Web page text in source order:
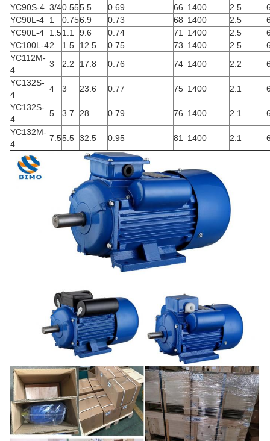
YC90S-4 3/40.555.5 0.69 66 1400 2.5
YC90L-4
1 0.756.9 0.73 68 1400 2.5
YC90L-4
1.51.1 9.6 0.74 71 1400 2.5
YC100L-42 1.5 12.5 0.75 73 1400 2.5
YC112M-
4
3 2.2 17.8 0.76 74 1400 2.2
YC132S-
4
4 3 23.6 0.77 75 1400 2.1
YC132S-
4
5 3.7 28 0.79 76 1400 2.1
YC132M-
4
7.55.5 32.5 0.95 81 1400 2.1